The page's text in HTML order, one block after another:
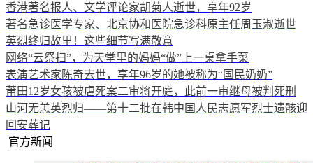
香港著名报人、文学评论家胡菊人逝世，享年92岁
著名急诊医学专家、北京协和医院急诊科原主任周玉淑逝世
英烈终归故里！这些细节写满敬意
网络“云祭扫”，为天堂里的妈妈“做”上一桌拿手菜
表演艺术家陈奇去世，享年96岁的她被称为“国民奶奶”
莆田12岁女孩被虐死案二审将开庭，此前一审继母被判死刑
山河无恙英烈归——第十二批在韩中国人民志愿军烈士遗骸迎
回安葬记
官方新闻